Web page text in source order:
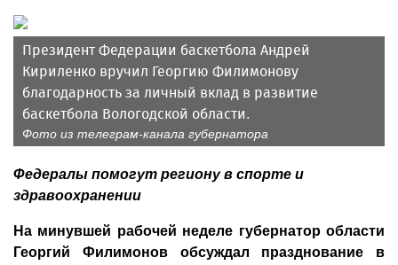
Президент Федерации баскетбола Андрей
Кириленко вручил Георгию Филимонову
благодарность за личный вклад в развитие
баскетбола Вологодской области.
Фото из телеграм-канала губернатора
Федералы помогут региону в спорте и
здравоохранении
На минувшей рабочей неделе губернатор области
Георгий Филимонов обсуждал празднование в